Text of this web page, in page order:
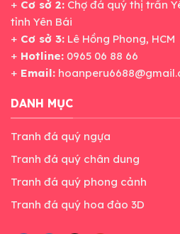
+ Cơ sở 2: Chợ đá quý thị trấn
tỉnh Yên Bái
+ Cơ sở 3: Lê Hồng Phong, HCM
+ Hotline: 0965 06 88 66
+ Email:
DANH MỤC
Tranh đá quý ngựa
Tranh đá quý chân dung
Tranh đá quý phong cảnh
Tranh đá quý hoa đào 3D